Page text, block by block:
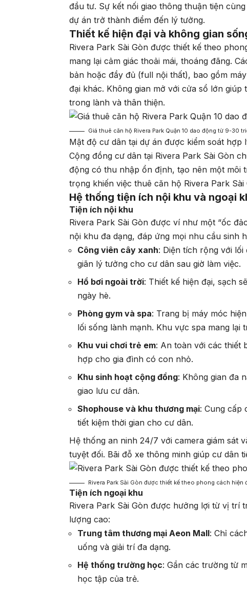
đầu tư. Sự kết nối giao thông thuận tiện
dự án trở thành điểm đến lý tưởng.
Thiết kế hiện đại và không gian
Rivera Park Sài Gòn được thiết kế theo
mang lại cảm giác thoải mái, thoáng đãng.
bản hoặc đầy đủ (full nội thất), bao gồm
đại khác. Không gian mở với cửa sổ lớn
trong lành và thân thiện.
Giá thuê căn hộ Rivera Park Quận 10 dao động từ 9-30
Mật độ cư dân tại dự án được kiểm soát
Cộng đồng cư dân tại Rivera Park Sài Gòn
động có thu nhập ổn định, tạo nên một môi
trọng khiến việc thuê căn hộ Rivera Park
Hệ thống tiện ích nội khu và ngoại
Tiện ích nội khu
Rivera Park Sài Gòn được ví như một “ốc
nội khu đa dạng, đáp ứng mọi nhu cầu sinh
Công viên cây xanh: Diện tích rộng với
giãn lý tưởng cho cư dân sau giờ làm việc.
Hồ bơi ngoài trời: Thiết kế hiện đại, sạch
ngày hè.
Phòng gym và spa: Trang bị máy móc
lối sống lành mạnh. Khu vực spa mang lại
Khu vui chơi trẻ em: An toàn với các thiết
hợp cho gia đình có con nhỏ.
Khu sinh hoạt cộng đồng: Không gian đa
giao lưu cư dân.
Shophouse và khu thương mại: Cung cấp
tiết kiệm thời gian cho cư dân.
Hệ thống an ninh 24/7 với camera giám sát
tuyệt đối. Bãi đỗ xe thông minh giúp cư dân
Rivera Park Sài Gòn được thiết kế theo phong cách hiện
Tiện ích ngoại khu
Rivera Park Sài Gòn được hưởng lợi từ vị trí
lượng cao:
Trung tâm thương mại Aeon Mall: Chỉ
uống và giải trí đa dạng.
Hệ thống trường học: Gần các trường từ
học tập của trẻ.